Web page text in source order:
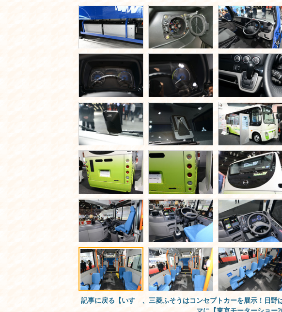
記事に戻る【いすゞ、三菱ふそうはコンセプトカーを展示！日